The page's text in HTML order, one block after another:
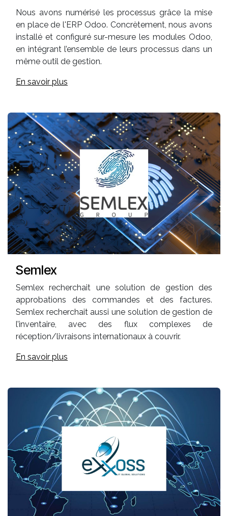
Nous avons numérisé les processus grâce la mise
en place de l'ERP Odoo. Concrètement, nous avons
installé et configuré sur-mesure les modules Odoo,
en intégrant l’ensemble de leurs processus dans un
même outil de gestion.
En savoir plus
Semlex
Semlex recherchait une solution de gestion des
approbations des commandes et des factures.
Semlex recherchait aussi une solution de gestion de
l’inventaire, avec des flux complexes de
réception/livraisons internationaux à couvrir.
En savoir plus